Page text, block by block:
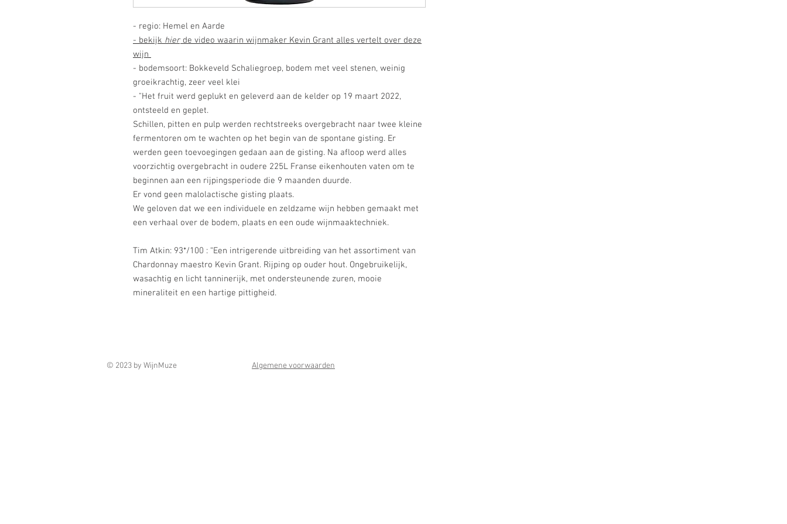
- regio: Hemel en Aarde
- bekijk hier de video waarin wijnmaker Kevin Grant alles vertelt over deze
wijn
- bodemsoort: Bokkeveld Schaliegroep, bodem met veel stenen, weinig
groeikrachtig, zeer veel klei
- "Het fruit werd geplukt en geleverd aan de kelder op 19 maart 2022,
ontsteeld en geplet.
Schillen, pitten en pulp werden rechtstreeks overgebracht naar twee kleine
fermentoren om te wachten op het begin van de spontane gisting. Er
werden geen toevoegingen gedaan aan de gisting. Na afloop werd alles
voorzichtig overgebracht in oudere 225L Franse eikenhouten vaten om te
beginnen aan een rijpingsperiode die 9 maanden duurde.
Er vond geen malolactische gisting plaats.
We geloven dat we een individuele en zeldzame wijn hebben gemaakt met
een verhaal over de bodem, plaats en een oude wijnmaaktechniek.
Tim Atkin: 93*/100 : “Een intrigerende uitbreiding van het assortiment van
Chardonnay maestro Kevin Grant. Rijping op ouder hout. Ongebruikelijk,
wasachtig en licht tanninerijk, met ondersteunende zuren, mooie
mineraliteit en een hartige pittigheid.
© 2023 by WijnMuze Algemene voorwaarden